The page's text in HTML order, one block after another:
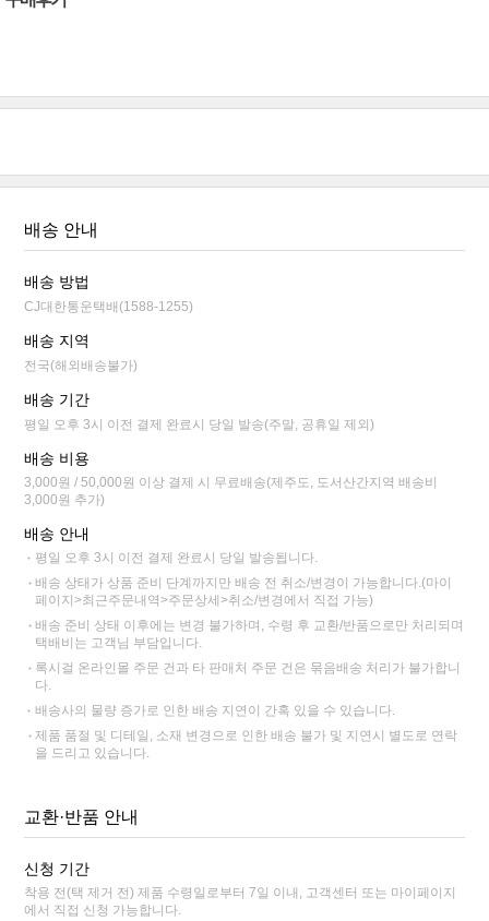
배송 안내
배송 방법
CJ대한통운택배(1588-1255)
배송 지역
전국(해외배송불가)
배송 기간
평일 오후 3시 이전 결제 완료시 당일 발송(주말, 공휴일 제외)
배송 비용
3,000원 / 50,000원 이상 결제 시 무료배송(제주도, 도서산간지역 배송비
3,000원 추가)
배송 안내
평일 오후 3시 이전 결제 완료시 당일 발송됩니다.
배송 상태가 상품 준비 단계까지만 배송 전 취소/변경이 가능합니다.(마이
페이지>최근주문내역>주문상세>취소/변경에서 직접 가능)
배송 준비 상태 이후에는 변경 불가하며, 수령 후 교환/반품으로만 처리되며
택배비는 고객님 부담입니다.
록시걸 온라인몰 주문 건과 타 판매처 주문 건은 묶음배송 처리가 불가합니
다.
배송사의 물량 증가로 인한 배송 지연이 간혹 있을 수 있습니다.
제품 품절 및 디테일, 소재 변경으로 인한 배송 불가 및 지연시 별도로 연락
을 드리고 있습니다.
교환·반품 안내
신청 기간
착용 전(택 제거 전) 제품 수령일로부터 7일 이내, 고객센터 또는 마이페이지
에서 직접 신청 가능합니다.